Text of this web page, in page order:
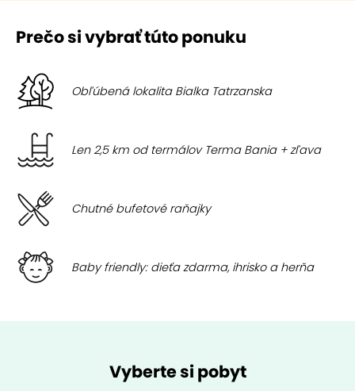
Prečo si vybrať túto ponuku
Obľúbená lokalita Bialka Tatrzanska
Len 2,5 km od termálov Terma Bania + zľava
Chutné bufetové raňajky
Baby friendly: dieťa zdarma, ihrisko a herňa
Vyberte si pobyt